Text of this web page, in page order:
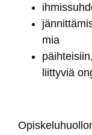
mia
liit­ty­viä